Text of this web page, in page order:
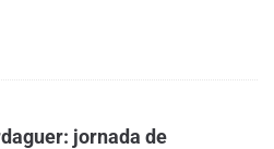
jornada de